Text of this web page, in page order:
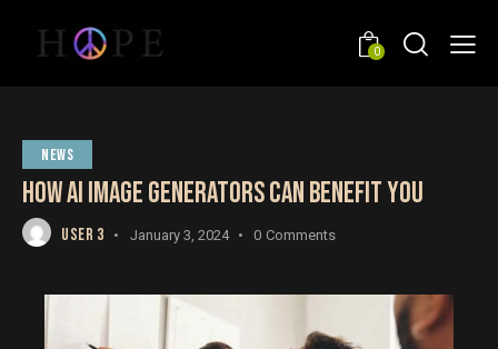
0
NEWS
HOW AI IMAGE GENERATORS CAN BENEFIT YOU
USER 3 January 3, 2024 0 Comments